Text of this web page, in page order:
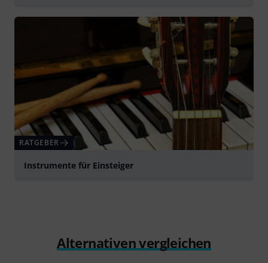
RATGEBER
Instrumente für Einsteiger
Alternativen vergleichen